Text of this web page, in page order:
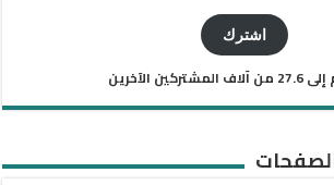
اشترك
الآخرين